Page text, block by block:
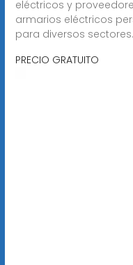
eléctricos y
armarios eléctricos
para diversos sectores.
PRECIO GRATUITO